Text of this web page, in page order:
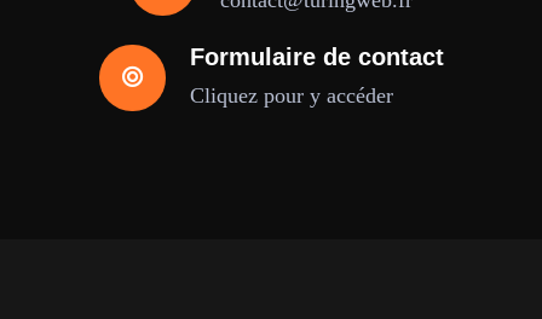
Formulaire de contact
Cliquez pour y accéder